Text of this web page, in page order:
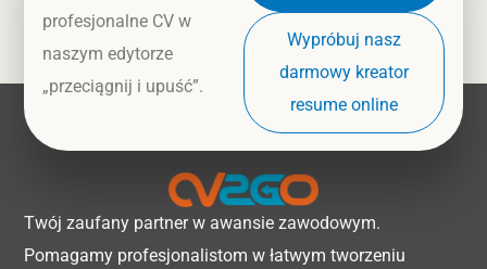
profesjonalne CV w
naszym edytorze
„przeciągnij i upuść”.
Wypróbuj nasz
darmowy kreator
resume online
Twój zaufany partner w awansie zawodowym.
Pomagamy profesjonalistom w łatwym tworzeniu